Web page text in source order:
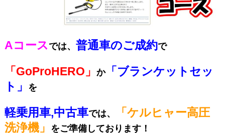
Aコース では、 普通車のご成約で
「GoProHERO」 か「ブランケットセッ
ト」
を
軽乗用車,中古車では、
「ケルヒャー高圧
洗浄機」
をご準備しております！